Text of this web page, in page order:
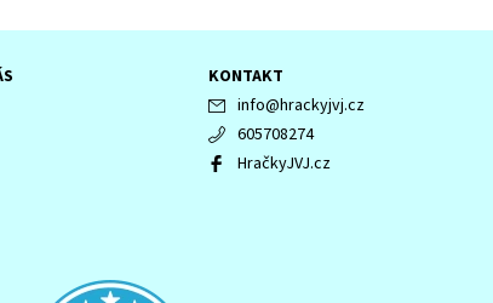
KONTAKT
info@hrackyjvj.cz
605708274
HračkyJVJ.cz